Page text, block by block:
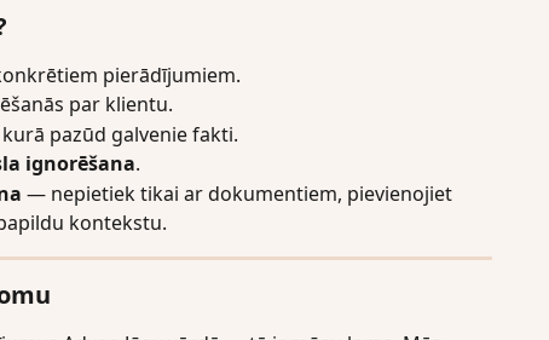
pierādījumiem.
par klientu.
kurā pazūd galvenie fakti.
ignorēšana.
— nepietiek tikai ar dokumentiem, pievienojiet
kontekstu.